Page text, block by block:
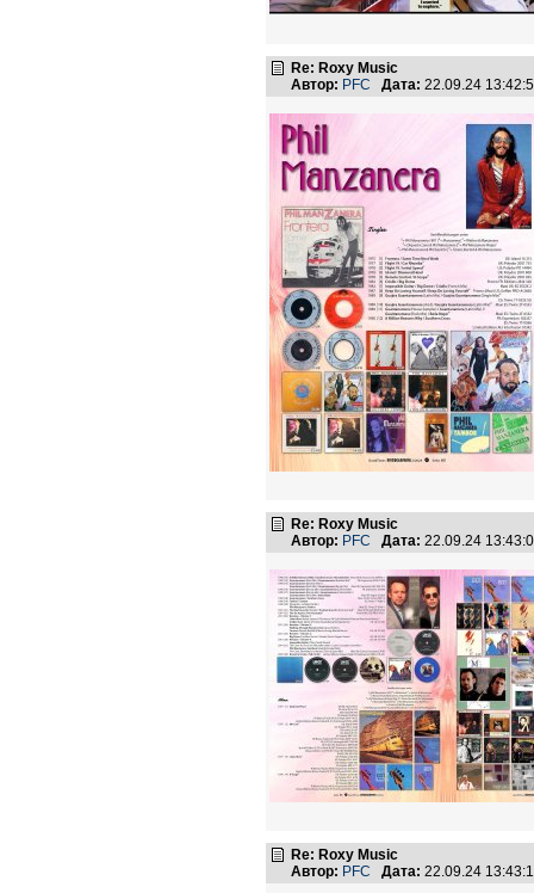
Re: Roxy Music
Автор: PFC Дата: 22.09.24
Re: Roxy Music
Автор: PFC Дата: 22.09.24
Re: Roxy Music
Автор: PFC Дата: 22.09.24